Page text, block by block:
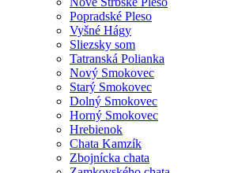
Popradské Pleso
Vyšné Hágy
Sliezsky som
Tatranská Polianka
Nový Smokovec
Starý Smokovec
Dolný Smokovec
Horný Smokovec
Hrebienok
Chata Kamzík
Zbojnícka chata